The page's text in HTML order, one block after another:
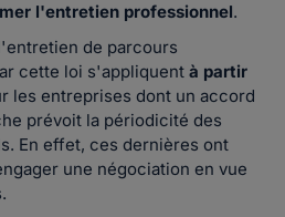
l'entretien professionnel.
de parcours
cette loi s'appliquent à partir
les entreprises dont un accord
prévoit la périodicité des
En effet, ces dernières ont
une négociation en vue